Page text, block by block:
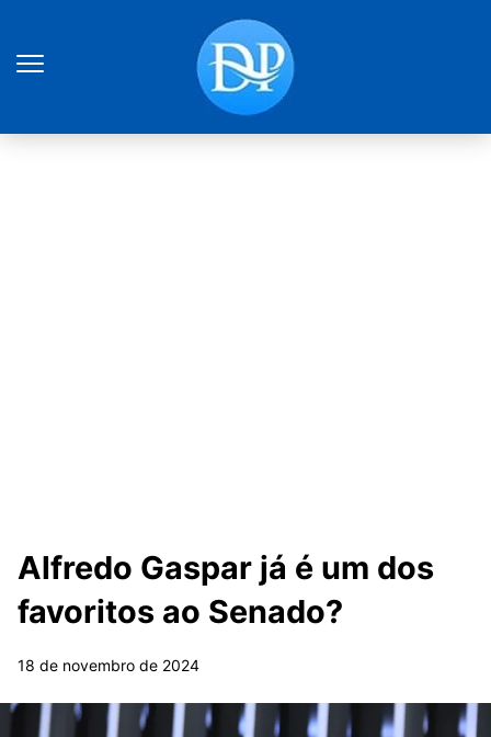
Alfredo Gaspar já é um dos
favoritos ao Senado?
18 de novembro de 2024